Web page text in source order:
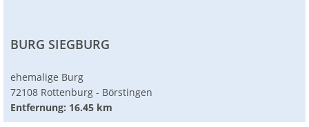
BURG SIEGBURG
ehemalige Burg
72108 Rottenburg - Börstingen
Entfernung: 16.45 km